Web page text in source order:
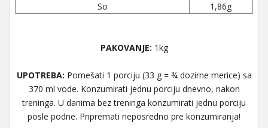
So 1,86g
PAKOVANJE: 1kg
UPOTREBA: Pomešati 1 porciju (33 g = ¾ dozirne merice) sa
370 ml vode. Konzumirati jednu porciju dnevno, nakon
treninga. U danima bez treninga konzumirati jednu porciju
posle podne. Pripremati neposredno pre konzumiranja!